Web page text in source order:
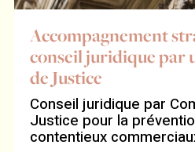
Accompagnement
conseil juridique par
de Justice
Conseil juridique par
Justice pour la
contentieux